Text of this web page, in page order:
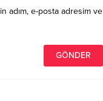
adım, e-posta adresim ve